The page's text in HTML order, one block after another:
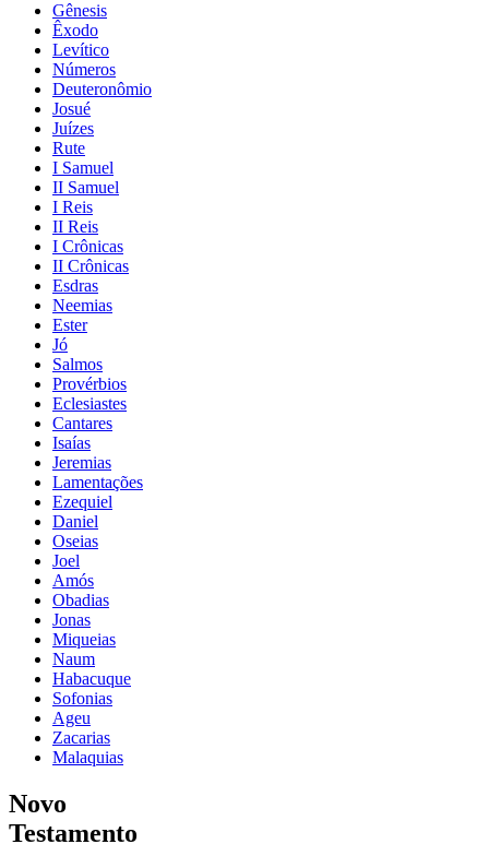
Gênesis
Êxodo
Levítico
Números
Deuteronômio
Josué
Juízes
Rute
I Samuel
II Samuel
I Reis
II Reis
I Crônicas
II Crônicas
Esdras
Neemias
Ester
Jó
Salmos
Provérbios
Eclesiastes
Cantares
Isaías
Jeremias
Lamentações
Ezequiel
Daniel
Oseias
Joel
Amós
Obadias
Jonas
Miqueias
Naum
Habacuque
Sofonias
Ageu
Zacarias
Malaquias
Novo
Testamento